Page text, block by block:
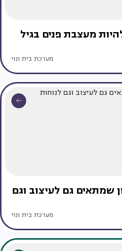
מעצבת פנים בגיל
מערכת בית ונוי
שמתאים גם לעיצוב וגם
מערכת בית ונוי